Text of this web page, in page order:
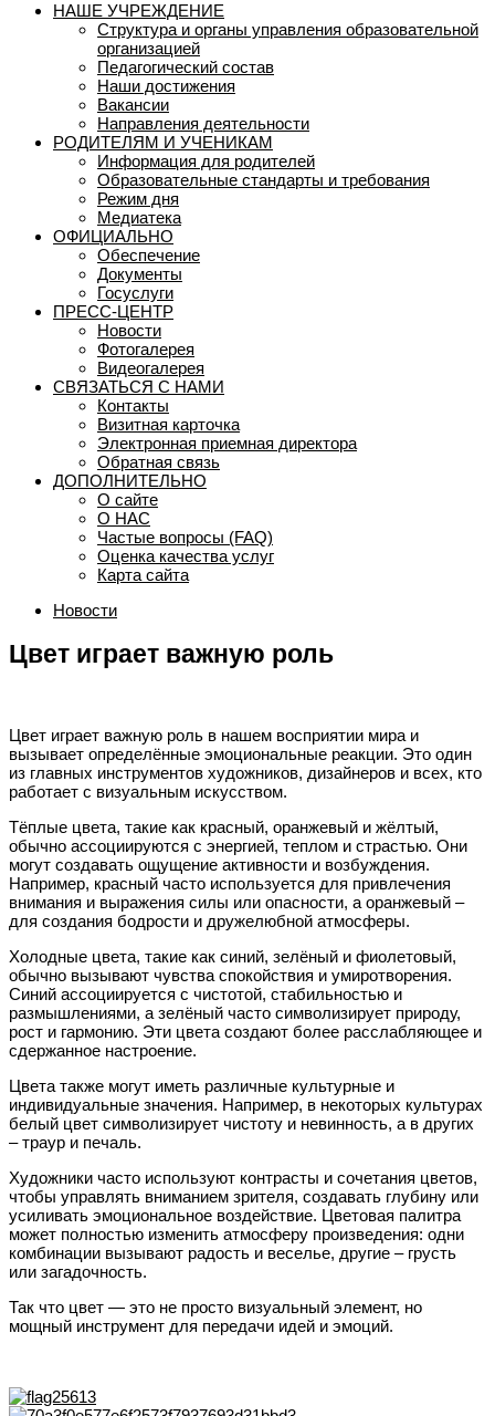
НАШЕ УЧРЕЖДЕНИЕ
Структура и органы управления образовательной
организацией
Педагогический состав
Наши достижения
Вакансии
Направления деятельности
РОДИТЕЛЯМ И УЧЕНИКАМ
Информация для родителей
Образовательные стандарты и требования
Режим дня
Медиатека
ОФИЦИАЛЬНО
Обеспечение
Документы
Госуслуги
ПРЕСС-ЦЕНТР
Новости
Фотогалерея
Видеогалерея
СВЯЗАТЬСЯ С НАМИ
Контакты
Визитная карточка
Электронная приемная директора
Обратная связь
ДОПОЛНИТЕЛЬНО
О сайте
О НАС
Частые вопросы (FAQ)
Оценка качества услуг
Карта сайта
Новости
Цвет играет важную роль
Цвет играет важную роль в нашем восприятии мира и
вызывает определённые эмоциональные реакции. Это один
из главных инструментов художников, дизайнеров и всех, кто
работает с визуальным искусством.
Тёплые цвета, такие как красный, оранжевый и жёлтый,
обычно ассоциируются с энергией, теплом и страстью. Они
могут создавать ощущение активности и возбуждения.
Например, красный часто используется для привлечения
внимания и выражения силы или опасности, а оранжевый –
для создания бодрости и дружелюбной атмосферы.
Холодные цвета, такие как синий, зелёный и фиолетовый,
обычно вызывают чувства спокойствия и умиротворения.
Синий ассоциируется с чистотой, стабильностью и
размышлениями, а зелёный часто символизирует природу,
рост и гармонию. Эти цвета создают более расслабляющее и
сдержанное настроение.
Цвета также могут иметь различные культурные и
индивидуальные значения. Например, в некоторых культурах
белый цвет символизирует чистоту и невинность, а в других
– траур и печаль.
Художники часто используют контрасты и сочетания цветов,
чтобы управлять вниманием зрителя, создавать глубину или
усиливать эмоциональное воздействие. Цветовая палитра
может полностью изменить атмосферу произведения: одни
комбинации вызывают радость и веселье, другие – грусть
или загадочность.
Так что цвет — это не просто визуальный элемент, но
мощный инструмент для передачи идей и эмоций.